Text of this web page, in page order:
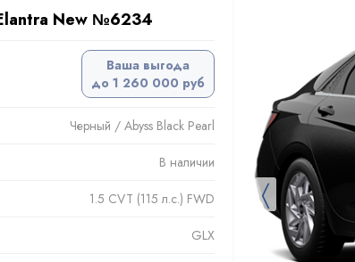
New №6234
Ваша выгода
до 1 260 000 руб
Черный / Abyss Black Pearl
В наличии
1.5 CVT (115 л.с.) FWD
GLX
〈